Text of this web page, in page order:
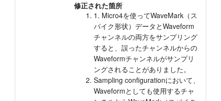
修正された箇所
1. Micro4を使ってWaveMark（ス
パイク形状）データとWaveform
チャンネルの両方をサンプリング
すると、誤ったチャンネルからの
Waveformチャンネルがサンプリ
ングされることがありました。
Sampling configurationにおいて、
Waveformとしても使用するチャ